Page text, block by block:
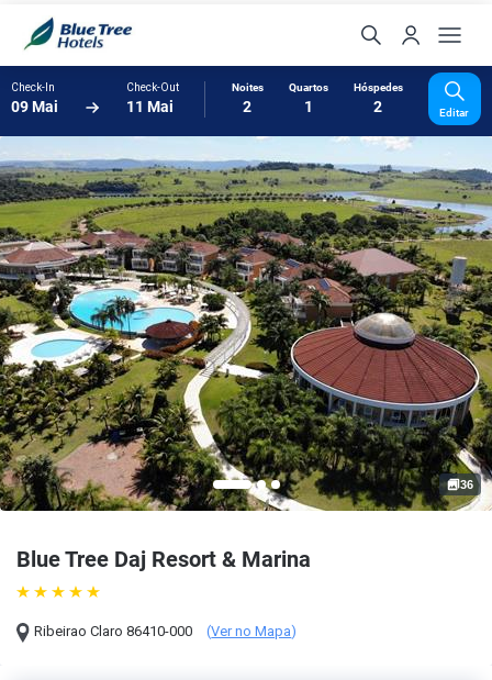
Check-In
09 Mai
Check-Out
11 Mai
Noites
2
Quartos
1
Hóspedes
2 Editar
Blue Tree Daj Resort & Marina
Ribeirao Claro 86410-000 (Ver no Mapa)
36